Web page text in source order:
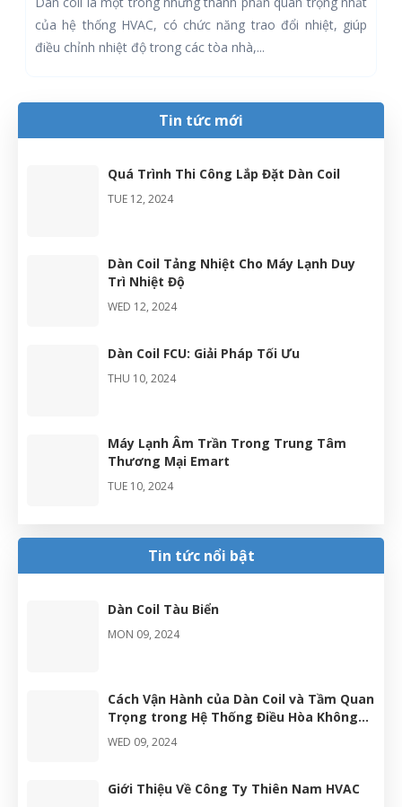
hàng đầu tại Việt Nam chuyên cung cấp các giải pháp về
hệ thống điều hòa không khí và...
Tin tức mới
Quá Trình Thi Công Lắp Đặt Dàn Coil
TUE 12, 2024
Dàn Coil Tảng Nhiệt Cho Máy Lạnh Duy
Trì Nhiệt Độ
WED 12, 2024
Dàn Coil FCU: Giải Pháp Tối Ưu
THU 10, 2024
Máy Lạnh Âm Trần Trong Trung Tâm
Thương Mại Emart
TUE 10, 2024
Nhà Máy Dược Phẩm
TUE 10, 2024
Tin tức nổi bật
Dàn Coil Tàu Biển
MON 09, 2024
Cách Vận Hành của Dàn Coil và Tầm Quan
Trọng trong Hệ Thống Điều Hòa Không
Khí
WED 09, 2024
Giới Thiệu Về Công Ty Thiên Nam HVAC